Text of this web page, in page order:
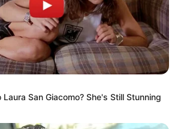
Para estar bien informado, por
active las notificaciones de Alerta.
San Giacomo? She's Still Stunning